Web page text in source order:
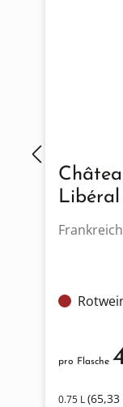
Libéral
0.75 L(65,33
pro Flasche